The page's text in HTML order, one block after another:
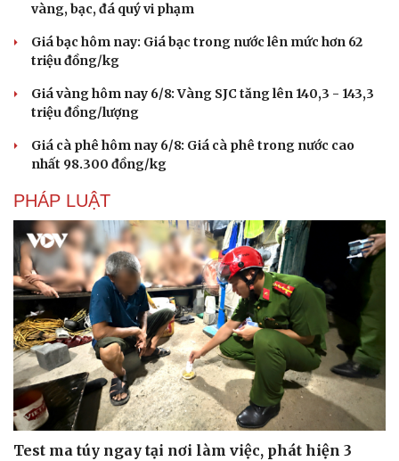
vàng, bạc, đá quý vi phạm
Giá bạc hôm nay: Giá bạc trong nước lên mức hơn 62
triệu đồng/kg
Giá vàng hôm nay 6/8: Vàng SJC tăng lên 140,3 - 143,3
triệu đồng/lượng
Giá cà phê hôm nay 6/8: Giá cà phê trong nước cao
nhất 98.300 đồng/kg
PHÁP LUẬT
Test ma túy ngay tại nơi làm việc, phát hiện 3